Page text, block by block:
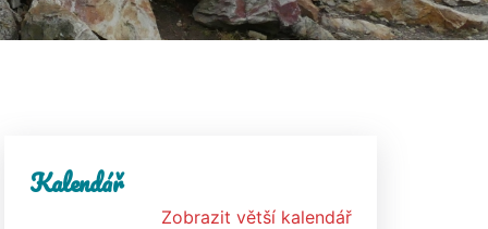
Kalendář
Zobrazit větší kalendář